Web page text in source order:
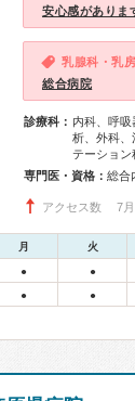
安心感がありま
乳腺科・乳
総合病院
診療科： 内科、呼
析、外科、
テーション
専門医・資格：
アクセス数 7月
月 火
● ●
● ●